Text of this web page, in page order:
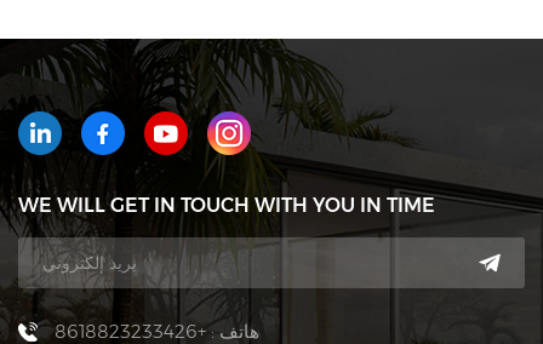
WE WILL GET IN TOUCH WITH YOU IN TIME
هاتف : +8618823233426